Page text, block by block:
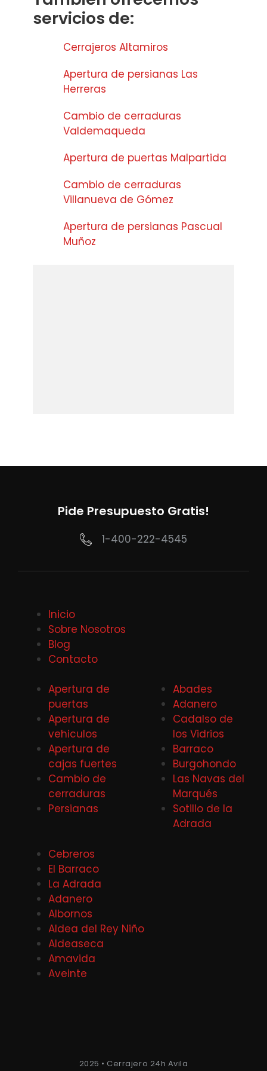
servicios de:
Cerrajeros Altamiros
Apertura de persianas Las
Herreras
Cambio de cerraduras
Valdemaqueda
Apertura de puertas Malpartida
Cambio de cerraduras
Villanueva de Gómez
Apertura de persianas Pascual
Muñoz
Pide Presupuesto Gratis!
1-400-222-4545
Inicio
Sobre Nosotros
Blog
Contacto
Apertura de
puertas
Apertura de
vehiculos
Apertura de
cajas fuertes
Cambio de
cerraduras
Persianas
Abades
Adanero
Cadalso de
los Vidrios
Barraco
Burgohondo
Las Navas del
Marqués
Sotillo de la
Adrada
Cebreros
El Barraco
La Adrada
Adanero
Albornos
Aldea del Rey Niño
Aldeaseca
Amavida
Aveinte
2025 • Cerrajero 24h Avila